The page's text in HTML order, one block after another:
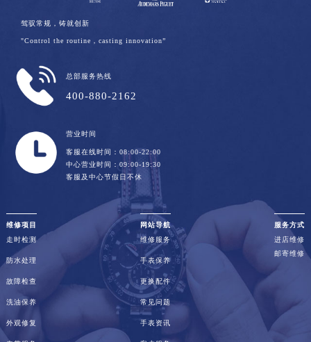
驾驭常规，铸就创新
"Control the routine，casting innovation”
总部服务热线
400-880-2162
营业时间
客服在线时间：08:00-22:00
中心营业时间：09:00-19:30
客服及中心节假日不休
维修项目
走时检测
防水处理
故障检查
洗油保养
外观修复
网站导航
维修服务
手表保养
更换配件
常见问题
手表资讯
服务方式
进店维修
邮寄维修